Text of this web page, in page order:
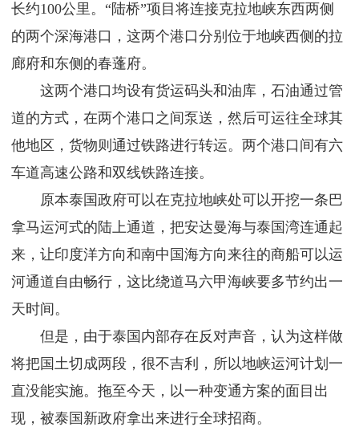
长约100公里。“陆桥”项目将连接克拉地峡东西两侧
的两个深海港口，这两个港口分别位于地峡西侧的拉
廊府和东侧的春蓬府。
这两个港口均设有货运码头和油库，石油通过管
道的方式，在两个港口之间泵送，然后可运往全球其
他地区，货物则通过铁路进行转运。两个港口间有六
车道高速公路和双线铁路连接。
原本泰国政府可以在克拉地峡处可以开挖一条巴
拿马运河式的陆上通道，把安达曼海与泰国湾连通起
来，让印度洋方向和南中国海方向来往的商船可以运
河通道自由畅行，这比绕道马六甲海峡要多节约出一
天时间。
但是，由于泰国内部存在反对声音，认为这样做
将把国土切成两段，很不吉利，所以地峡运河计划一
直没能实施。拖至今天，以一种变通方案的面目出
现，被泰国新政府拿出来进行全球招商。